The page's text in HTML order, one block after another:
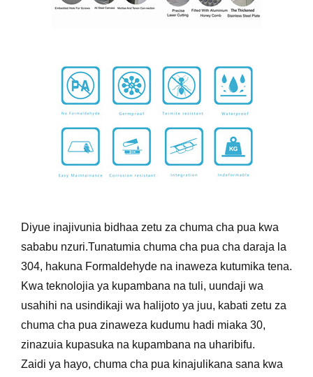
Diyue inajivunia bidhaa zetu za chuma cha pua kwa
sababu nzuri.Tunatumia chuma cha pua cha daraja la
304, hakuna Formaldehyde na inaweza kutumika tena.
Kwa teknolojia ya kupambana na tuli, uundaji wa
usahihi na usindikaji wa halijoto ya juu, kabati zetu za
chuma cha pua zinaweza kudumu hadi miaka 30,
zinazuia kupasuka na kupambana na uharibifu.
Zaidi ya hayo, chuma cha pua kinajulikana sana kwa